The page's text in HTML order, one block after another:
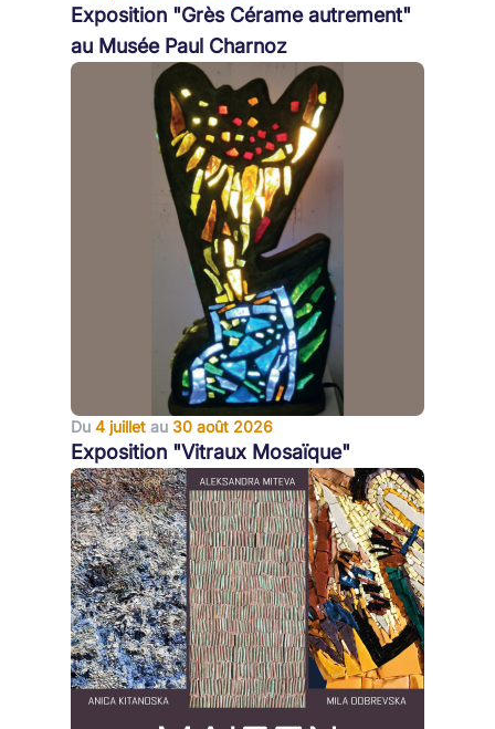
Exposition "Grès Cérame autrement"
au Musée Paul Charnoz
Du 4 juillet au 30 août 2026
Exposition "Vitraux Mosaïque"